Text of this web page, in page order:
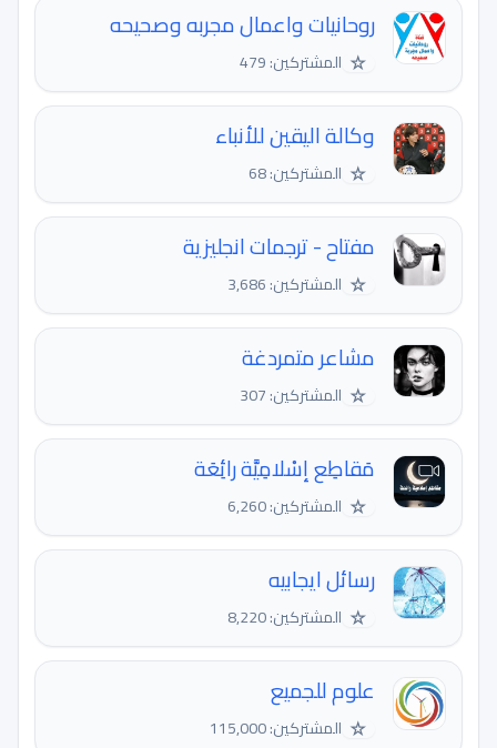
روحانيات واعمال مجربه وصحيحه
☆ المشتركين: 479
وكالة اليقين للأنباء
☆ المشتركين: 68
مفتاح - ترجمات انجليزية
☆ المشتركين: 3,686
مشاعر متمردغة
☆ المشتركين: 307
مَقاطِع إسْلامِيَّة رائِعَة
☆ المشتركين: 6,260
رسائل ايجابيه
☆ المشتركين: 8,220
علوم للجميع
☆ المشتركين: 115,000